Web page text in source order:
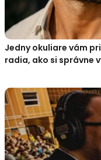
Jedny okuliare vám
radia, ako si správne